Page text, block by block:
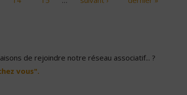
de rejoindre notre réseau associatif... ?
vous".